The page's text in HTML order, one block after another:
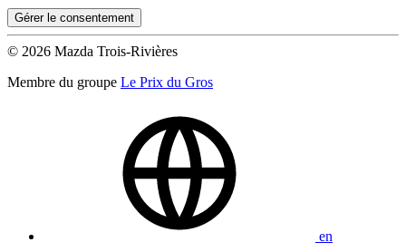
Gérer le consentement
© 2026 Mazda Trois-Rivières
Membre du groupe Le Prix du Gros
en